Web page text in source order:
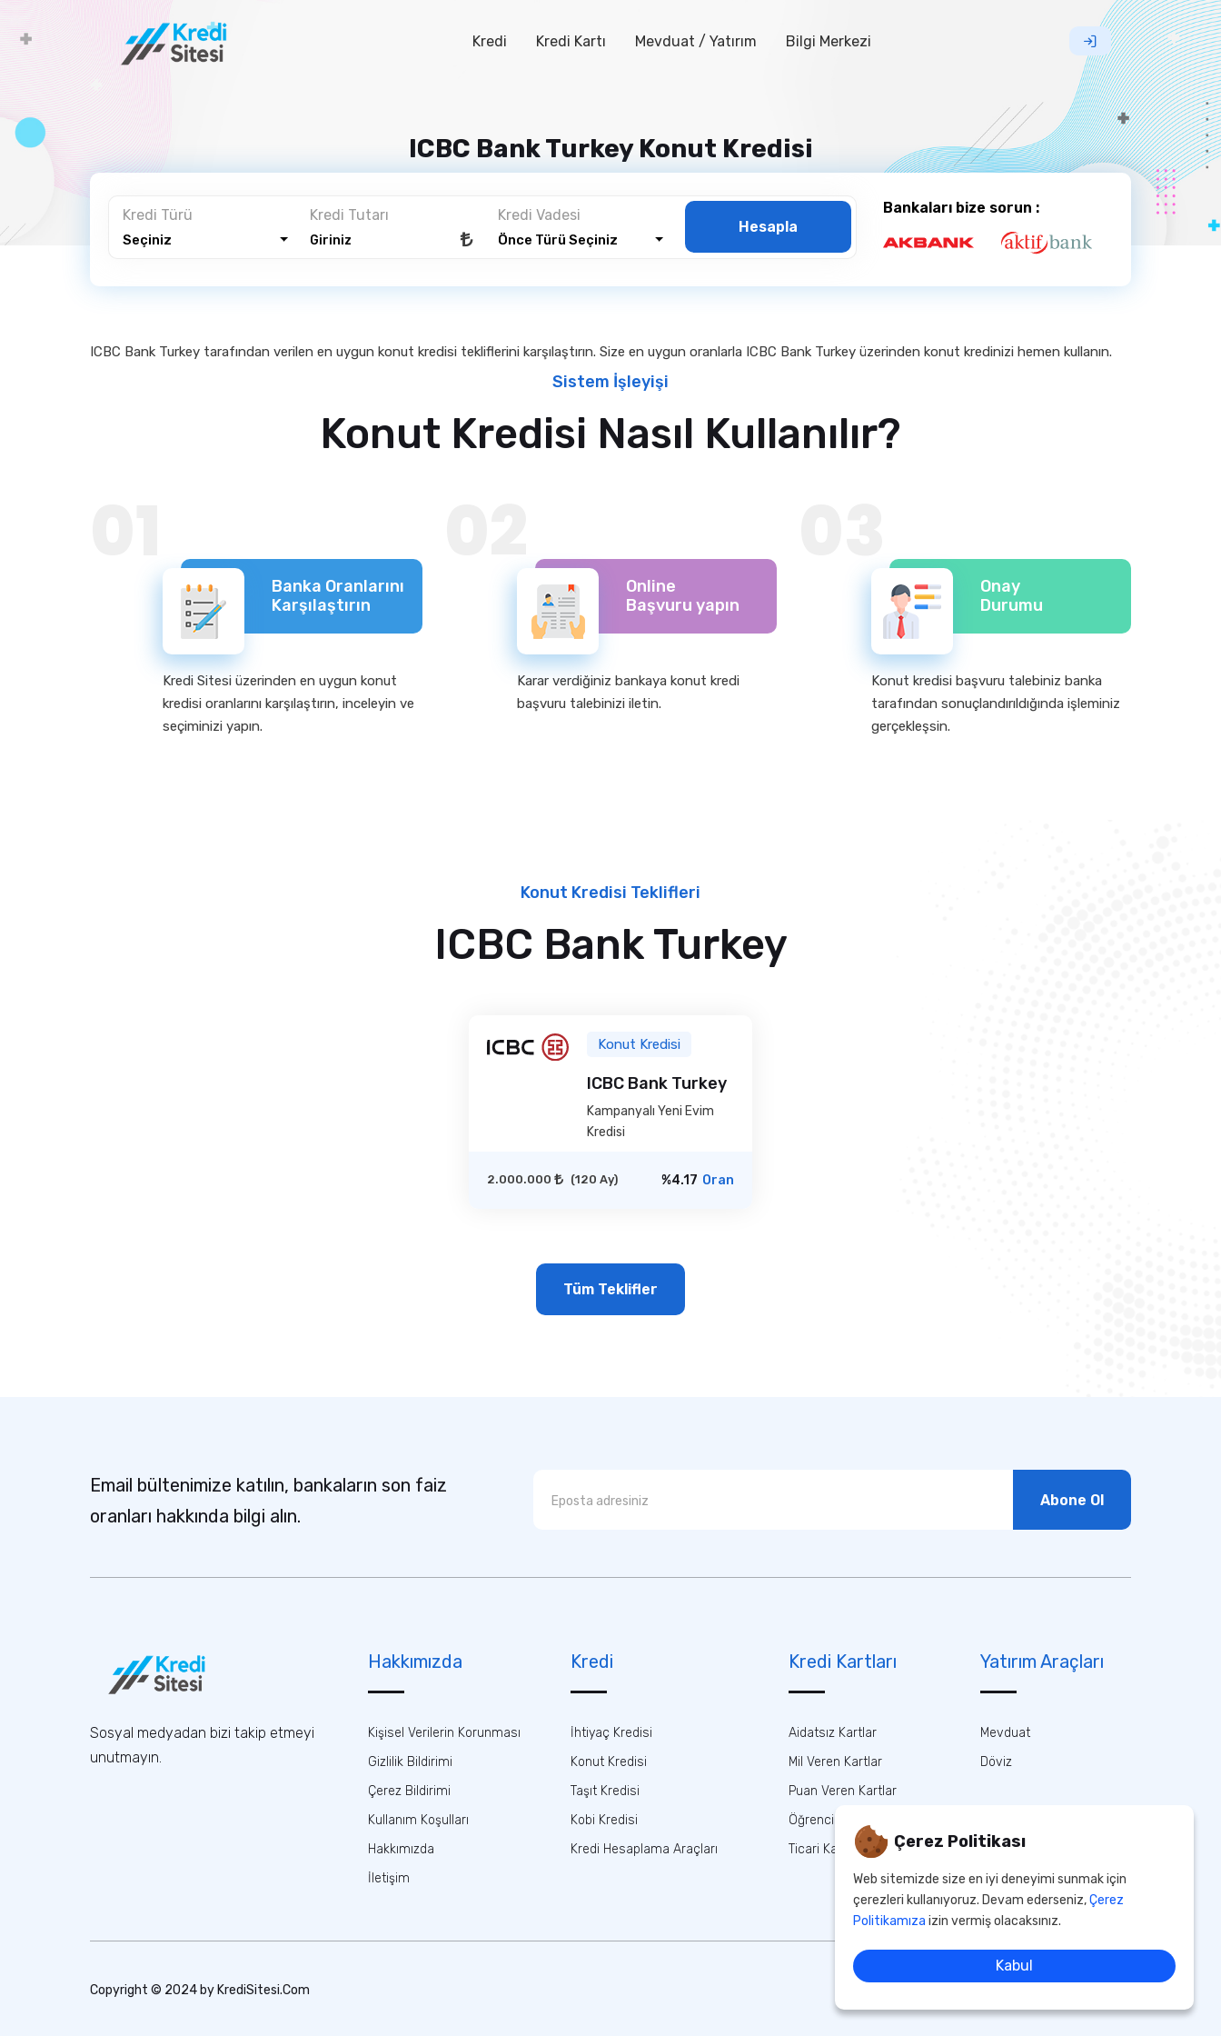
Kredi Kredi Kartı Mevduat / Yatırım Bilgi Merkezi
ICBC Bank Turkey Konut Kredisi
Ana Sayfa Konut Kredisi ICBC Bank Turkey Konut Kredisi
Kredi Türü
Seçiniz
Kredi Tutarı Kredi Vadesi
Önce Türü Seçiniz
Hesapla
Bankaları bize sorun :
ICBC Bank Turkey tarafından verilen en uygun konut kredisi tekliflerini karşılaştırın. Size en uygun oranlarla ICBC Bank Turkey üzerinden konut kredinizi hemen kullanın.
Sistem İşleyişi
Konut Kredisi Nasıl Kullanılır?
Banka Oranlarını
Karşılaştırın
Kredi Sitesi üzerinden en uygun konut
kredisi oranlarını karşılaştırın, inceleyin ve
seçiminizi yapın.
Online
Başvuru yapın
Karar verdiğiniz bankaya konut kredi
başvuru talebinizi iletin.
Onay
Durumu
Konut kredisi başvuru talebiniz banka
tarafından sonuçlandırıldığında işleminiz
gerçekleşsin.
Konut Kredisi Teklifleri
ICBC Bank Turkey
Konut Kredisi
ICBC Bank Turkey
Kampanyalı Yeni Evim
Kredisi
2.000.000 (120 Ay) %4.17 Oran
Tüm Teklifler
Email bültenimize katılın, bankaların son faiz
oranları hakkında bilgi alın.
Abone Ol
Sosyal medyadan bizi takip etmeyi
unutmayın.
Hakkımızda
Kişisel Verilerin Korunması
Gizlilik Bildirimi
Çerez Bildirimi
Kullanım Koşulları
Hakkımızda
İletişim
Kredi
İhtiyaç Kredisi
Konut Kredisi
Taşıt Kredisi
Kobi Kredisi
Kredi Hesaplama Araçları
Kredi Kartları
Aidatsız Kartlar
Mil Veren Kartlar
Puan Veren Kartlar
Öğrenci Kartları
Ticari Kartlar
Yatırım Araçları
Mevduat
Döviz
Copyright © 2024 by KrediSitesi.Com
Çerez Politikası
Web sitemizde size en iyi deneyimi sunmak için
çerezleri kullanıyoruz. Devam ederseniz,Çerez
Politikamıza izin vermiş olacaksınız.
Kabul